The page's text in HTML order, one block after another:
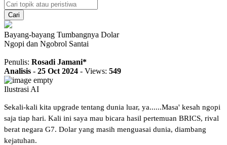
Cari
Bayang-bayang Tumbangnya Dolar
Ngopi dan Ngobrol Santai
Penulis: Rosadi Jamani*
Analisis - 25 Oct 2024 - Views: 549
Ilustrasi AI
Sekali-kali kita upgrade tentang dunia luar, ya......Masa' kesah ngopi
saja tiap hari. Kali ini saya mau bicara hasil pertemuan BRICS, rival
berat negara G7. Dolar yang masih menguasai dunia, diambang
kejatuhan.